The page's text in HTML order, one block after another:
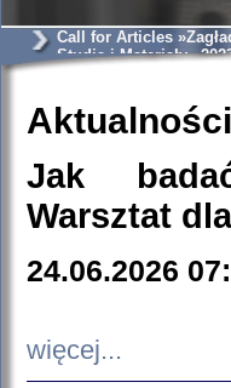
Call for Articles
Studia i Materiały«
Aktualności
Jak
Warsztat
24.06.2026
więcej...